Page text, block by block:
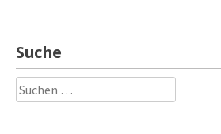
Suche
Suchen
nach: